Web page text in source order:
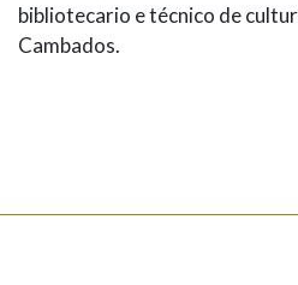
bibliotecario e técnico de
Cambados.